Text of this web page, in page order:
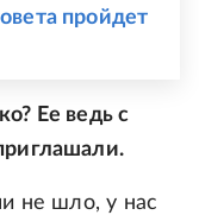
пройдет
Ее ведь с
не шло, у нас